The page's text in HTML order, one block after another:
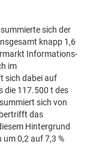
sich der
knapp 1,6
Informations-
im
sich dabei auf
die 117.500 t des
sich von
das
Hintergrund
0,2 auf 7,3 %